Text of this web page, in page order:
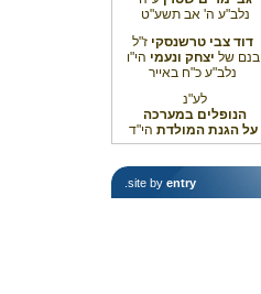
נלב"ע ה' אב תשע"ט
דוד צבי טרשנסקי ז"ל
בנם של יצחק ונעמי הי"ו
נלב"ע כ"ח באייר
לע"נ
הנופלים במערכה
על הגנת המולדת הי"ד
site by entry